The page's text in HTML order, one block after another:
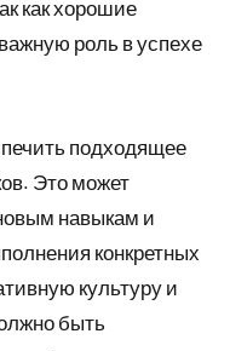
как хорошие
роль в успехе
подходящее
Это может
навыкам и
конкретных
культуру и
быть